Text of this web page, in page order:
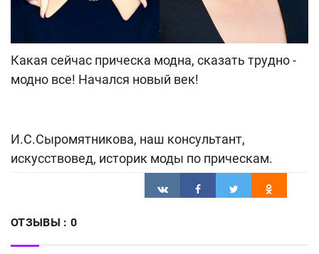
Какая сейчас прическа модна, сказать трудно -
модно все! Начался новый век!
И.С.Сыромятникова, наш консультант,
искусствовед, историк моды по прическам.
ОТЗЫВЫ : 0